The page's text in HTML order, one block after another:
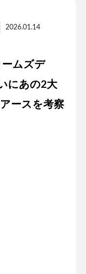
2026.01.14
ームズデ
にあの2大
ースを考察